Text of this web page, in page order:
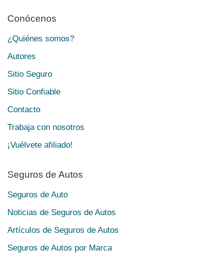
Conócenos
¿Quiénes somos?
Autores
Sitio Seguro
Sitio Confiable
Contacto
Trabaja con nosotros
¡Vuélvete afiliado!
Seguros de Autos
Seguros de Auto
Noticias de Seguros de Autos
Artículos de Seguros de Autos
Seguros de Autos por Marca